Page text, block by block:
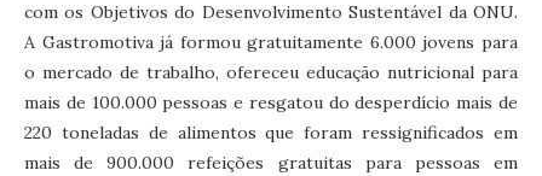
com os Objetivos do Desenvolvimento Sustentável da ONU.
A Gastromotiva já formou gratuitamente 6.000 jovens para
o mercado de trabalho, ofereceu educação nutricional para
mais de 100.000 pessoas e resgatou do desperdício mais de
220 toneladas de alimentos que foram ressignificados em
mais de 900.000 refeições gratuitas para pessoas em